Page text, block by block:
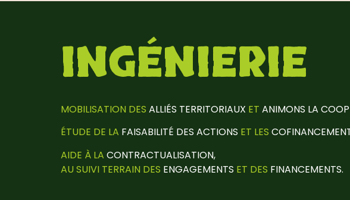
INGÉNIERIE
MOBILISATION DES ALLIÉS TERRITORIAUX ET ANIMONS LA
ÉTUDE DE LA FAISABILITÉ DES ACTIONS ET LES
AIDE À LA CONTRACTUALISATION,
AU SUIVI TERRAIN DES ENGAGEMENTS ET DES FINANCEMENTS.